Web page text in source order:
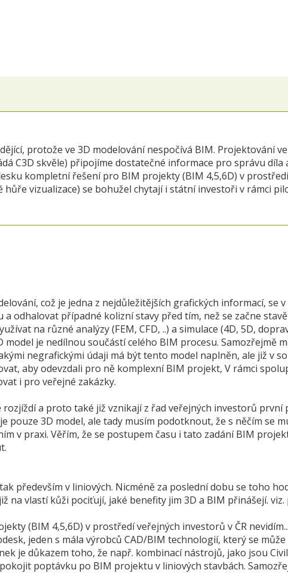
protože ve 3D modelování nespočívá BIM. Projektování
C3D skvěle) připojíme dostatečné informace pro správu
kompletní řešení pro BIM projekty (BIM 4,5,6D) v
vizualizace) se bohužel chytají i státní investoři v rámci
což je jedna z nejdůležitějších grafických informací, se
odhalovat případné kolizní stavy před tím, než se začne
na různé analýzy (FEM, CFD, ..) a simulace (4D, 5D,
model je nedílnou součástí celého BIM procesu. Samozřejmě
negrafickými údaji má být tento model naplněn, ale již v
aby odevzdali pro ně komplexní BIM projekt, V rámci
i pro veřejné zakázky.
rozjíždí a proto také již vznikají z řad veřejných investorů
pouze 3D model, ale tady musím podotknout, že s něčím se
v praxi. Věřím, že se postupem času i tato zadání BIM
především v liniových. Nicméně za poslední dobu se toho
na vlastí kůži pociťují, jaké benefity jim 3D a BIM přinášejí.
(BIM 4,5,6D) v prostředí veřejných investorů v ČR nevidím...
jeden s mála výrobců CAD/BIM technologií, který se
je důkazem toho, že např. kombinací nástrojů, jako jsou
poptávku po BIM projektu v liniových stavbách.